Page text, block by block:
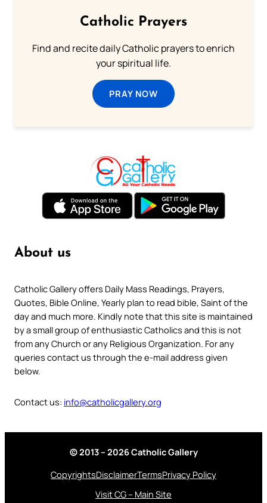
Catholic Prayers
Find and recite daily Catholic prayers to enrich
your spiritual life.
PRAY NOW
About us
Catholic Gallery offers Daily Mass Readings, Prayers,
Quotes, Bible Online, Yearly plan to read bible, Saint of the
day and much more. Kindly note that this site is maintained
by a small group of enthusiastic Catholics and this is not
from any Church or any Religious Organization. For any
queries contact us through the e-mail address given
below.
Contact us: info@catholicgallery.org
© 2013 – 2026 Catholic Gallery
CopyrightsDisclaimerTermsPrivacy Policy
Visit CG – Main Site